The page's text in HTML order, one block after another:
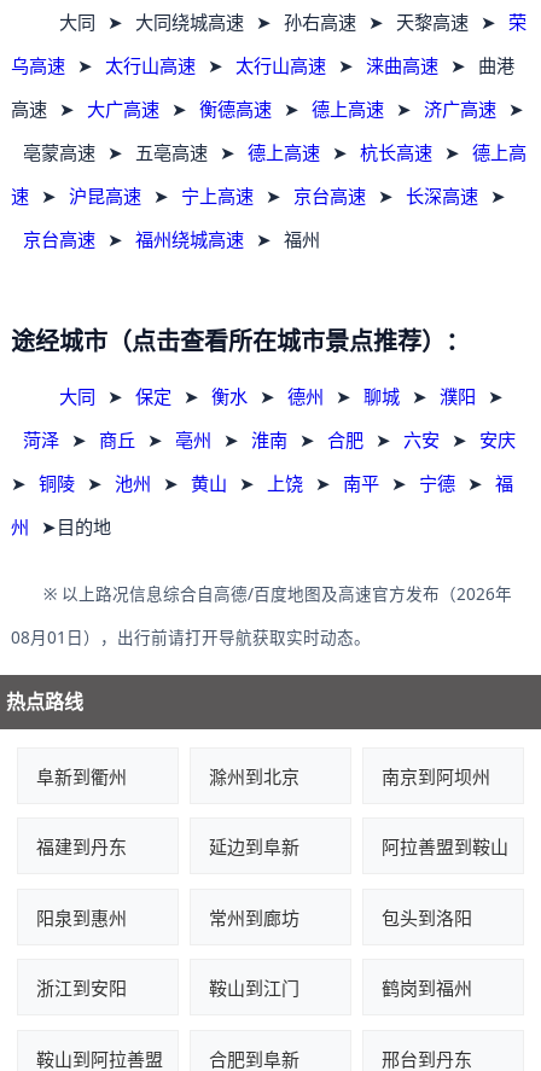
大同 ➤ 大同绕城高速 ➤ 孙右高速 ➤ 天黎高速 ➤ 荣
乌高速
➤ 太行山高速 ➤ 太行山高速 ➤ 涞曲高速 ➤ 曲港
高速
➤ 大广高速 ➤ 衡德高速 ➤ 德上高速 ➤ 济广高速
➤
亳蒙高速
➤ 五亳高速 ➤ 德上高速 ➤ 杭长高速 ➤ 德上高
速
➤ 沪昆高速 ➤ 宁上高速 ➤ 京台高速 ➤ 长深高速
➤
京台高速
➤ 福州绕城高速 ➤ 福州
途经城市（点击查看所在城市景点推荐）：
大同 ➤ 保定 ➤ 衡水 ➤ 德州 ➤ 聊城 ➤ 濮阳
➤
菏泽
➤ 商丘 ➤ 亳州 ➤ 淮南 ➤ 合肥 ➤ 六安 ➤ 安庆
➤ 铜陵 ➤ 池州 ➤ 黄山 ➤ 上饶 ➤ 南平 ➤ 宁德 ➤ 福
州
➤目的地
※ 以上路况信息综合自高德/百度地图及高速官方发布（2026年
08月01日），出行前请打开导航获取实时动态。
热点路线
阜新到衢州 滁州到北京 南京到阿坝州
福建到丹东 延边到阜新 阿拉善盟到鞍山
阳泉到惠州 常州到廊坊 包头到洛阳
浙江到安阳 鞍山到江门 鹤岗到福州
鞍山到阿拉善盟 合肥到阜新 邢台到丹东